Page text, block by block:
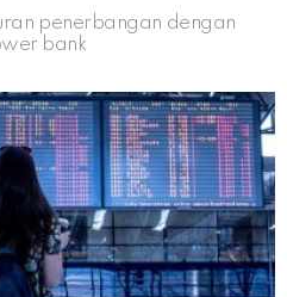
penerbangan dengan
bank